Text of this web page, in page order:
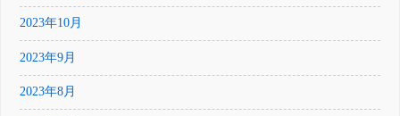
2023年10月
2023年9月
2023年8月